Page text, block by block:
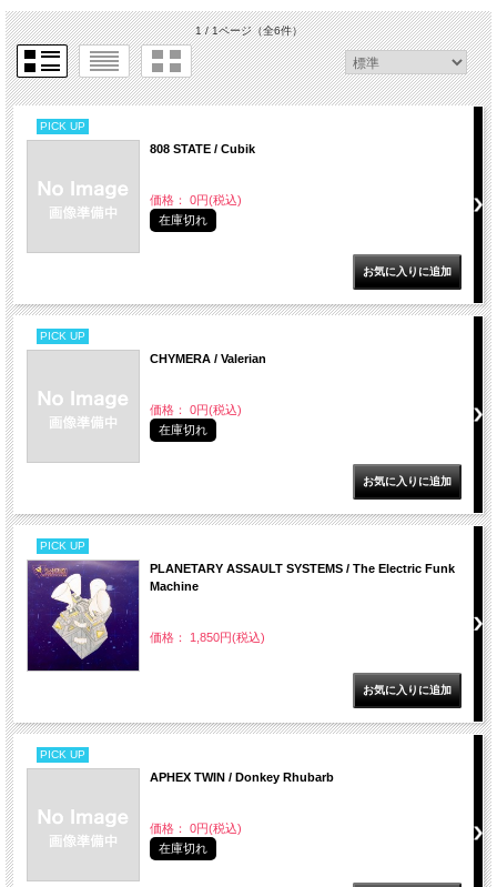
1 / 1ページ（全6件）
PICK UP
808 STATE / Cubik
価格： 0円(税込)
在庫切れ
PICK UP
CHYMERA / Valerian
価格： 0円(税込)
在庫切れ
PICK UP
PLANETARY ASSAULT SYSTEMS / The Electric Funk
Machine
価格： 1,850円(税込)
PICK UP
APHEX TWIN / Donkey Rhubarb
価格： 0円(税込)
在庫切れ